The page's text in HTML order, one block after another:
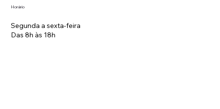
Horário
Segunda a sexta-feira
Das 8h às 18h